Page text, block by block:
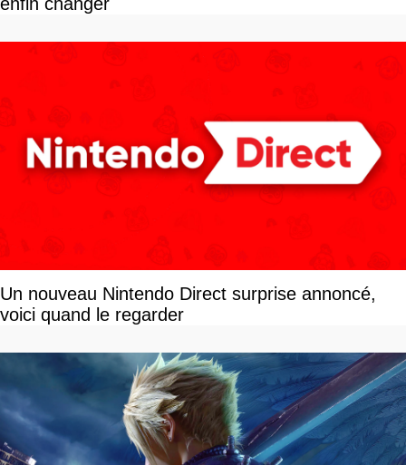
Un nouveau Nintendo Direct surprise annoncé,
voici quand le regarder